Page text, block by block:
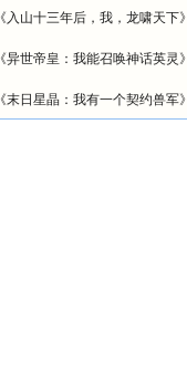
《入山十三年后，我，龙啸天下》
《异世帝皇：我能召唤神话英灵》
《末日星晶：我有一个契约兽军》